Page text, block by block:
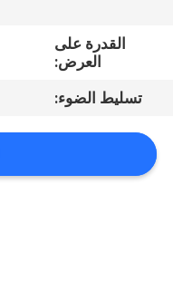
الجودة
اتصل
بنا
القدرة على
العرض:
تسليط الضوء: